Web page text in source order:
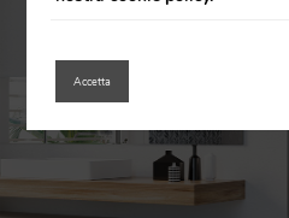
Accetta